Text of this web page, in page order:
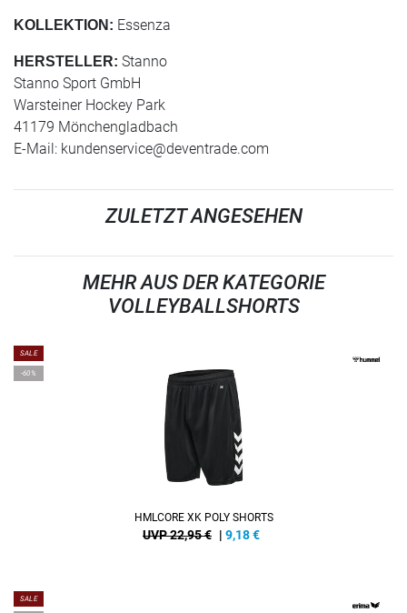
KOLLEKTION: Essenza
HERSTELLER: Stanno
Stanno Sport GmbH
Warsteiner Hockey Park
41179 Mönchengladbach
E-Mail: kundenservice@deventrade.com
ZULETZT ANGESEHEN
MEHR AUS DER KATEGORIE
VOLLEYBALLSHORTS
SALE
-60%
HMLCORE XK POLY SHORTS
UVP 22,95 € | 9,18€
SALE